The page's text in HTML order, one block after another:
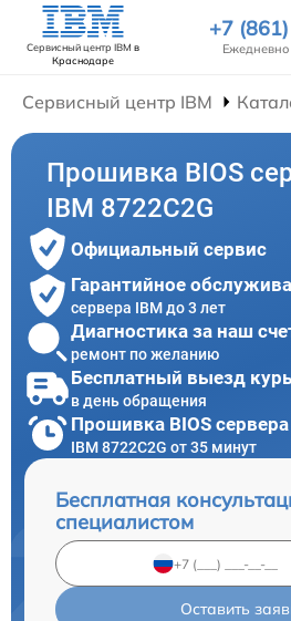
Сервисный центр IBM в
Краснодаре
+7
Сервисный центр IBM
Прошивка BIOS
IBM 8722C2G
Официальный сервис
Гарантийное
сервера IBM до 3 лет
Диагностика за наш
ремонт по желанию
Бесплатный выезд
в день обращения
Прошивка BIOS сервера
IBM 8722C2G от 35 минут
Бесплатная
специалистом
Оставить